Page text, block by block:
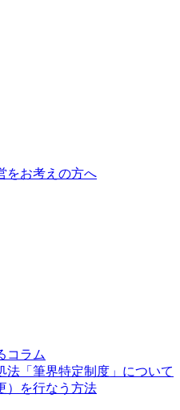
をお考えの方へ
コラム
法「筆界特定制度」について
）を行なう方法